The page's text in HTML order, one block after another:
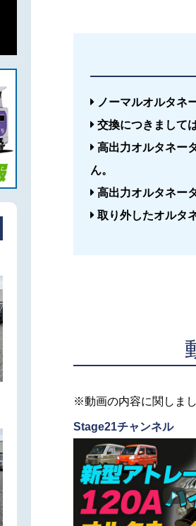
ノーマルオルタネ
交換につきまして
高出力オルタネー
ん。
高出力オルタネー
取り外したオルタ
※動画の内容に関しま
Stage21チャンネル